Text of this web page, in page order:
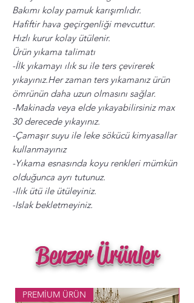
Bakımı kolay pamuk karışımlıdır.
Hafiftir hava geçirgenliği mevcuttur.
Hızlı kurur kolay ütülenir.
Ürün yıkama talimatı
-İlk yıkamayı ılık su ile ters çevirerek
yıkayınız.Her zaman ters yıkamanız ürün
ömrünün daha uzun olmasını sağlar.
-Makinada veya elde yıkayabilirsiniz max
30 derecede yıkayınız.
-Çamaşır suyu ile leke sökücü kimyasallar
kullanmayınız
-Yıkama esnasında koyu renkleri mümkün
olduğunca ayrı tutunuz.
-Ilık ütü ile ütüleyiniz.
-Islak bekletmeyiniz.
Benzer Ürünler
PREMİUM ÜRÜN